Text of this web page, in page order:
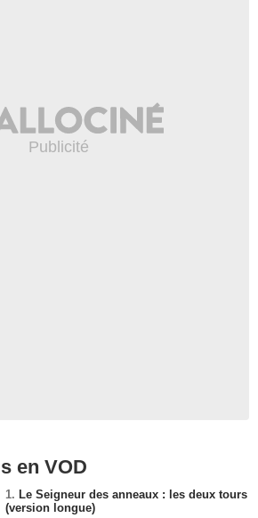
en VOD
1. Le Seigneur des anneaux : les deux tours
(version longue)